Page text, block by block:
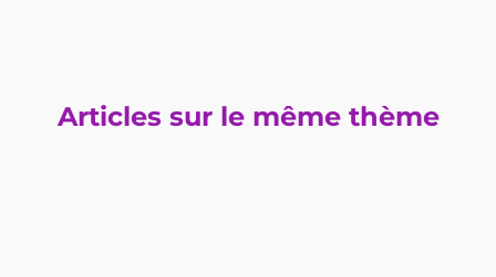
Articles sur le même thème